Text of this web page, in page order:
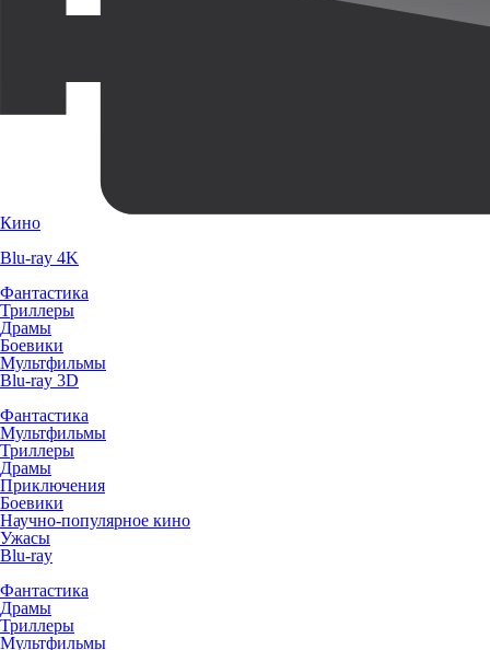
Кино
Blu-ray 4K
Фантастика
Триллеры
Драмы
Боевики
Мультфильмы
Blu-ray 3D
Фантастика
Мультфильмы
Триллеры
Драмы
Приключения
Боевики
Научно-популярное кино
Ужасы
Blu-ray
Фантастика
Драмы
Триллеры
Мультфильмы